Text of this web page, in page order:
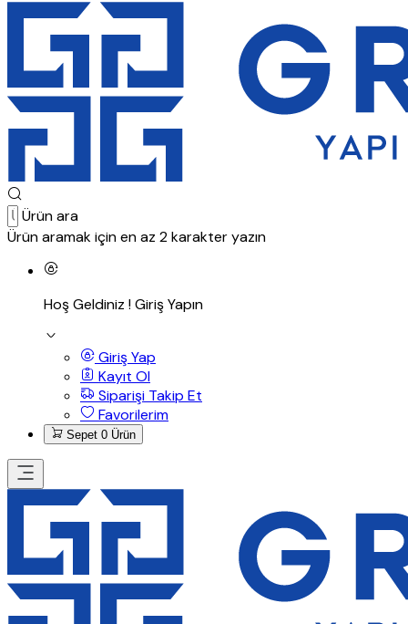
Ürün ara
Ürün aramak için en az 2 karakter yazın
Hoş Geldiniz !Giriş Yapın
Giriş Yap
Kayıt Ol
Siparişi Takip Et
Favorilerim
Sepet 0 Ürün